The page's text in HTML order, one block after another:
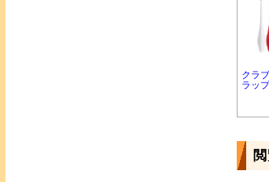
クラ
ラッ